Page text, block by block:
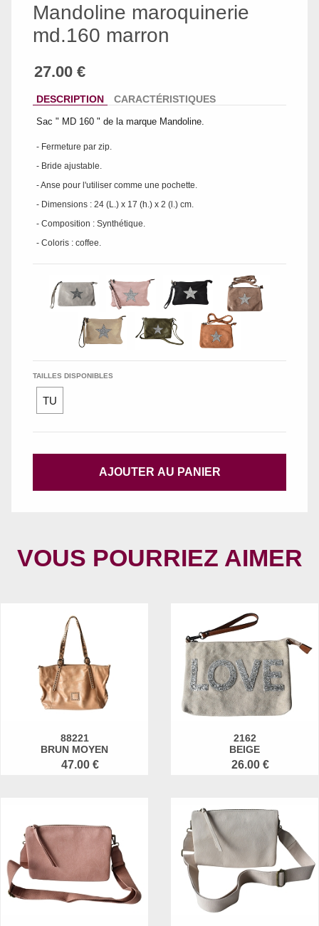
Mandoline maroquinerie
md.160 marron
DESCRIPTION CARACTÉRISTIQUES
Sac " MD 160 " de la marque Mandoline.
- Fermeture par zip.
- Bride ajustable.
- Anse pour l'utiliser comme une pochette.
- Dimensions : 24 (L.) x 17 (h.) x 2 (l.) cm.
- Composition : Synthétique.
- Coloris : coffee.
TAILLES DISPONIBLES
TU
AJOUTER AU PANIER
VOUS POURRIEZ AIMER
88221
BRUN MOYEN
47.00 €
2162
BEIGE
26.00 €